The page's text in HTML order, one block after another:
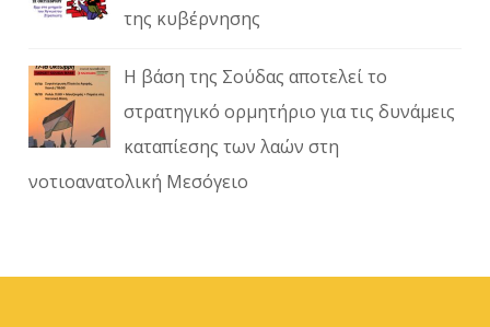
της κυβέρνησης
Η βάση της Σούδας αποτελεί το
στρατηγικό ορμητήριο για τις δυνάμεις
καταπίεσης των λαών στη
νοτιοανατολική Μεσόγειο